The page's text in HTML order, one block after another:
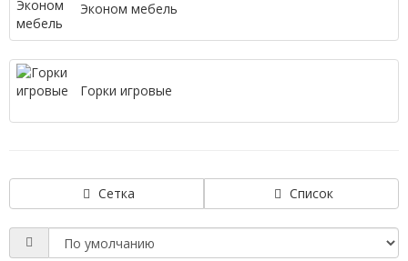
Эконом мебель
Горки игровые
Сетка Список